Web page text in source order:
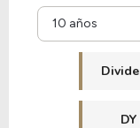
BR
10 años